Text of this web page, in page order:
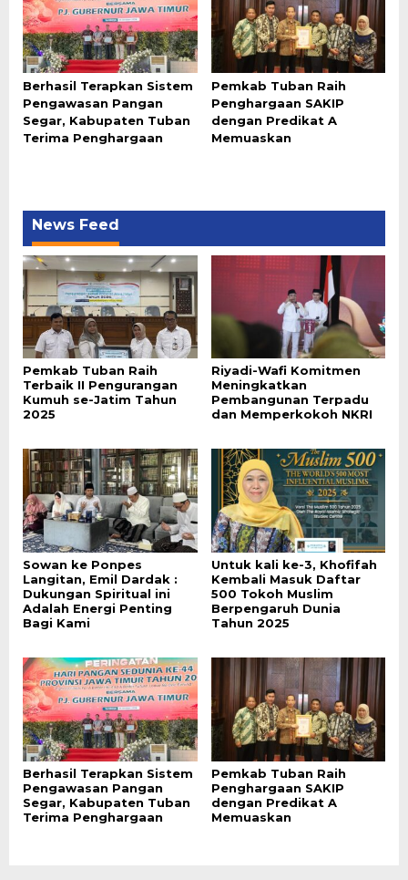
Berhasil Terapkan Sistem
Pengawasan Pangan
Segar, Kabupaten Tuban
Terima Penghargaan
Pemkab Tuban Raih
Penghargaan SAKIP
dengan Predikat A
Memuaskan
News Feed
Pemkab Tuban Raih
Terbaik II Pengurangan
Kumuh se-Jatim Tahun
2025
Riyadi-Wafi Komitmen
Meningkatkan
Pembangunan Terpadu
dan Memperkokoh NKRI
Sowan ke Ponpes
Langitan, Emil Dardak :
Dukungan Spiritual ini
Adalah Energi Penting
Bagi Kami
Untuk kali ke-3, Khofifah
Kembali Masuk Daftar
500 Tokoh Muslim
Berpengaruh Dunia
Tahun 2025
Berhasil Terapkan Sistem
Pengawasan Pangan
Segar, Kabupaten Tuban
Terima Penghargaan
Pemkab Tuban Raih
Penghargaan SAKIP
dengan Predikat A
Memuaskan